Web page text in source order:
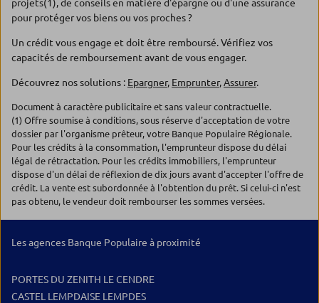
projets(1), de conseils en matière d'épargne ou d'une assurance
pour protéger vos biens ou vos proches ?
Un crédit vous engage et doit être remboursé. Vérifiez vos
capacités de remboursement avant de vous engager.
Découvrez nos solutions : Epargner, Emprunter,Assurer.
Document à caractère publicitaire et sans valeur contractuelle.
(1) Offre soumise à conditions, sous réserve d'acceptation de votre
dossier par l'organisme prêteur, votre Banque Populaire Régionale.
Pour les crédits à la consommation, l'emprunteur dispose du délai
légal de rétractation. Pour les crédits immobiliers, l'emprunteur
dispose d'un délai de réflexion de dix jours avant d'accepter l'offre de
crédit. La vente est subordonnée à l'obtention du prêt. Si celui-ci n'est
pas obtenu, le vendeur doit rembourser les sommes versées.
Les agences Banque Populaire à proximité
PORTES DU ZENITH LE CENDRE
CASTEL LEMPDAISE LEMPDES